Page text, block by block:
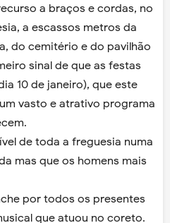
a braços e cordas, no
a escassos metros da
do cemitério e do pavilhão
sinal de que as festas
10 de janeiro), que este
vasto e atrativo programa
de toda a freguesia numa
mas que os homens mais
por todos os presentes
que atuou no coreto.